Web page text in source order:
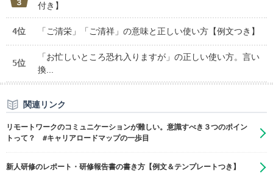
付き】
4位 「ご清栄」「ご清祥」の意味と正しい使い方【例文つき】
5位
「お忙しいところ恐れ入りますが」の正しい使い方。言い
換...
関連リンク
リモートワークのコミュニケーションが難しい。意識すべき３つのポイン
トって？ #キャリアロードマップの一歩目
新人研修のレポート・研修報告書の書き方【例文＆テンプレートつき】